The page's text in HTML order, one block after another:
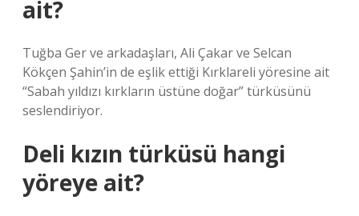
ait?
Tuğba Ger ve arkadaşları, Ali Çakar ve Selcan
Kökçen Şahin’in de eşlik ettiği Kırklareli yöresine ait
“Sabah yıldızı kırkların üstüne doğar” türküsünü
seslendiriyor.
Deli kızın türküsü hangi
yöreye ait?